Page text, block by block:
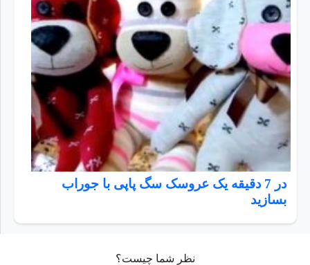
در 7 دقیقه یک عروسک سگ پاپی با جوراب
بسازید
نظر شما چیست؟